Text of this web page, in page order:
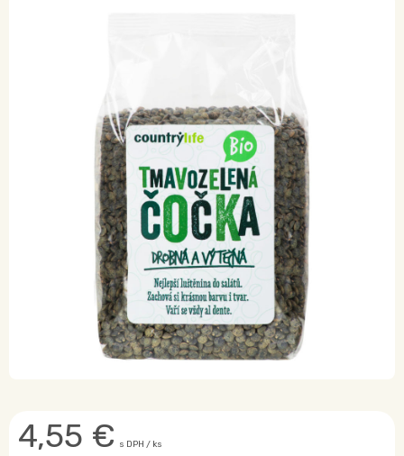
4,55 € s DPH / ks